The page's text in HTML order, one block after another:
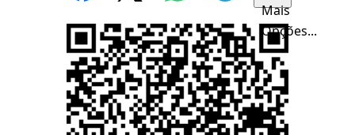
Mais
Opções...